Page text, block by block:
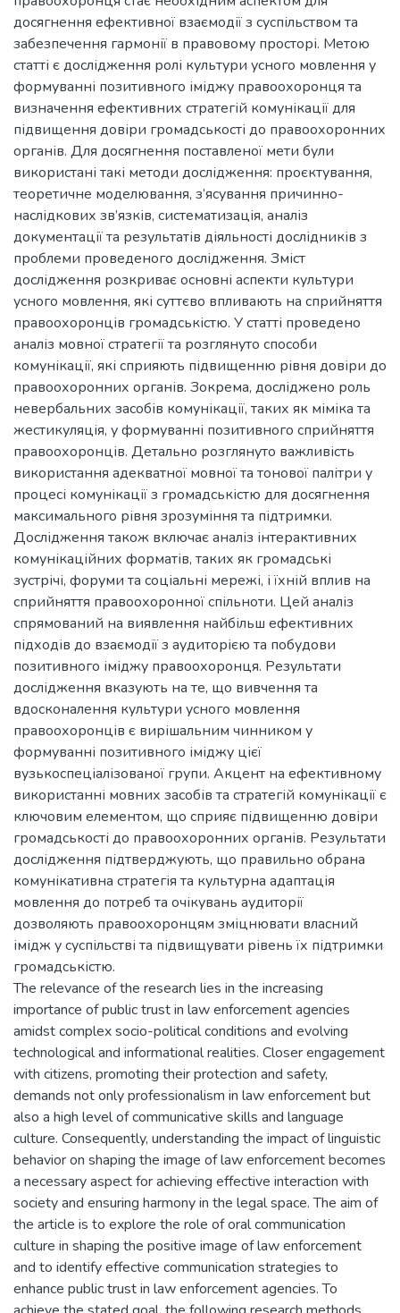
досягнення ефективної взаємодії з суспільством та
забезпечення гармонії в правовому просторі. Метою
статті є дослідження ролі культури усного мовлення у
формуванні позитивного іміджу правоохоронця та
визначення ефективних стратегій комунікації для
підвищення довіри громадськості до правоохоронних
органів. Для досягнення поставленої мети були
використані такі методи дослідження: проєктування,
теоретичне моделювання, з’ясування причинно-
наслідкових зв’язків, систематизація, аналіз
документації та результатів діяльності дослідників з
проблеми проведеного дослідження. Зміст
дослідження розкриває основні аспекти культури
усного мовлення, які суттєво впливають на сприйняття
правоохоронців громадськістю. У статті проведено
аналіз мовної стратегії та розглянуто способи
комунікації, які сприяють підвищенню рівня довіри до
правоохоронних органів. Зокрема, досліджено роль
невербальних засобів комунікації, таких як міміка та
жестикуляція, у формуванні позитивного сприйняття
правоохоронців. Детально розглянуто важливість
використання адекватної мовної та тонової палітри у
процесі комунікації з громадськістю для досягнення
максимального рівня зрозуміння та підтримки.
Дослідження також включає аналіз інтерактивних
комунікаційних форматів, таких як громадські
зустрічі, форуми та соціальні мережі, і їхній вплив на
сприйняття правоохоронної спільноти. Цей аналіз
спрямований на виявлення найбільш ефективних
підходів до взаємодії з аудиторією та побудови
позитивного іміджу правоохоронця. Результати
дослідження вказують на те, що вивчення та
вдосконалення культури усного мовлення
правоохоронців є вирішальним чинником у
формуванні позитивного іміджу цієї
вузькоспеціалізованої групи. Акцент на ефективному
використанні мовних засобів та стратегій комунікації є
ключовим елементом, що сприяє підвищенню довіри
громадськості до правоохоронних органів. Результати
дослідження підтверджують, що правильно обрана
комунікативна стратегія та культурна адаптація
мовлення до потреб та очікувань аудиторії
дозволяють правоохоронцям зміцнювати власний
імідж у суспільстві та підвищувати рівень їх підтримки
громадськістю.
The relevance of the research lies in the increasing
importance of public trust in law enforcement agencies
amidst complex socio-political conditions and evolving
technological and informational realities. Closer engagement
with citizens, promoting their protection and safety,
demands not only professionalism in law enforcement but
also a high level of communicative skills and language
culture. Consequently, understanding the impact of linguistic
behavior on shaping the image of law enforcement becomes
a necessary aspect for achieving effective interaction with
society and ensuring harmony in the legal space. The aim of
the article is to explore the role of oral communication
culture in shaping the positive image of law enforcement
and to identify effective communication strategies to
enhance public trust in law enforcement agencies. To